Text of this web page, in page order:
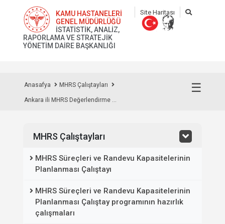
KAMU HASTANELERİ
GENEL MÜDÜRLÜĞÜ
İSTATİSTİK, ANALİZ,
RAPORLAMA VE STRATEJİK
YÖNETİM DAİRE BAŞKANLIĞI
Site Haritası
☰
Anasafya MHRS Çalıştayları
Ankara ili MHRS Değerlendirme ...
MHRS Çalıştayları
MHRS Süreçleri ve Randevu Kapasitelerinin
Planlanması Çalıştayı
MHRS Süreçleri ve Randevu Kapasitelerinin
Planlanması Çalıştay programının hazırlık
çalışmaları